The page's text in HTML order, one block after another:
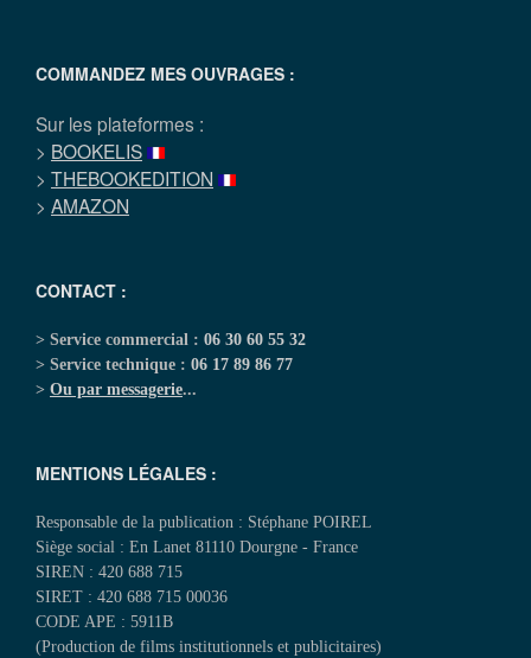
COMMANDEZ MES OUVRAGES :
Sur les plateformes :
> BOOKELIS
> THEBOOKEDITION
> AMAZON
CONTACT :
> Service commercial : 06 30 60 55 32
> Service technique : 06 17 89 86 77
> Ou par messagerie...
MENTIONS LÉGALES :
Responsable de la publication : Stéphane POIREL
Siège social : En Lanet 81110 Dourgne - France
SIREN : 420 688 715
SIRET : 420 688 715 00036
CODE APE : 5911B
(Production de films institutionnels et publicitaires)